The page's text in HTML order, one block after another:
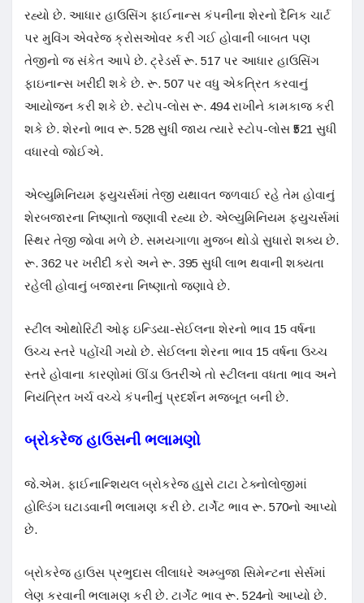
રહ્યો છે. આધાર હાઉસિંગ ફાઈનાન્સ કંપનીના શેરનો દૈનિક ચાર્ટ
પર મુવિંગ એવરેજ ક્રોસઓવર કરી ગઈ હોવાની બાબત પણ
તેજીનો જ સંકેત આપે છે. ટ્રેડર્સ રૂ. 517 પર આધાર હાઉસિંગ
ફાઇનાન્સ ખરીદી શકે છે. રૂ. 507 પર વધુ એકત્રિત કરવાનું
આયોજન કરી શકે છે. સ્ટોપ-લોસ રૂ. 494 રાખીને કામકાજ કરી
શકે છે. શેરનો ભાવ રૂ. 528 સુધી જાય ત્યારે સ્ટોપ-લોસ ₹521 સુધી
વધારવો જોઈએ.
એલ્યુમિનિયમ ફ્યુચર્સમાં તેજી યથાવત જળવાઈ રહે તેમ હોવાનું
શેરબજારના નિષ્ણાતો જણાવી રહ્યા છે. એલ્યુમિનિયમ ફ્યુચર્સમાં
સ્થિર તેજી જોવા મળે છે. સમયગાળા મુજબ થોડો સુધારો શક્ય છે.
રૂ. 362 પર ખરીદી કરો અને રૂ. 395 સુધી લાભ થવાની શક્યતા
રહેલી હોવાનું બજારના નિષ્ણાતો જણાવે છે.
સ્ટીલ ઓથોરિટી ઓફ ઇન્ડિયા-સેઈલના શેરનો ભાવ 15 વર્ષના
ઉચ્ચ સ્તરે પહોંચી ગયો છે. સેઈલના શેરના ભાવ 15 વર્ષના ઉચ્ચ
સ્તરે હોવાના કારણોમાં ઊંડા ઉતરીએ તો સ્ટીલના વધતા ભાવ અને
નિયંત્રિત ખર્ચ વચ્ચે કંપનીનું પ્રદર્શન મજબૂત બની છે.
બ્રોકરેજ હાઉસની ભલામણો
જે.એમ. ફાઈનાન્શિયલ બ્રોકરેજ હાુસે ટાટા ટેક્નોલોજીમાં
હોલ્ડિંગ ઘટાડવાની ભલામણ કરી છે. ટાર્ગેટ ભાવ રૂ. 570નો આપ્યો
છે.
બ્રોકરેજ હાઉસ પ્રભુદાસ લીલાધરે અમ્બુજા સિમેન્ટના સેર્સમાં
લેણ કરવાની ભલામણ કરી છે. ટાર્ગેટ ભાવ રૂ. 524નો આપ્યો છે.